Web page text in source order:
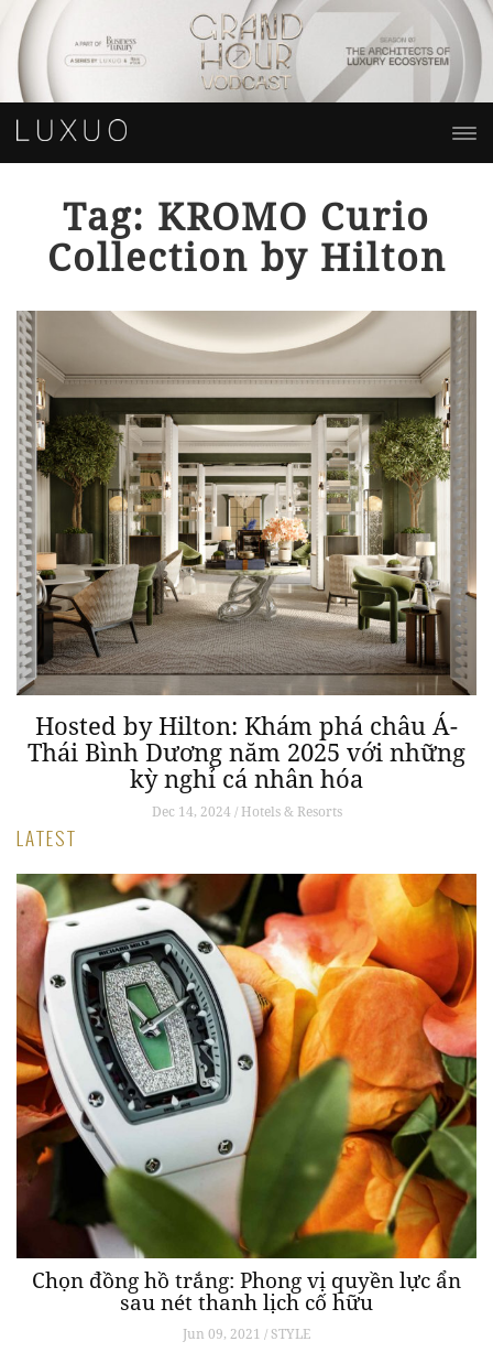
Tag: KROMO Curio
Collection by Hilton
Hosted by Hilton: Khám phá châu Á-
Thái Bình Dương năm 2025 với những
kỳ nghỉ cá nhân hóa
Dec 14, 2024 / Hotels & Resorts
LATEST
Chọn đồng hồ trắng: Phong vị quyền lực ẩn
sau nét thanh lịch cố hữu
Jun 09, 2021 / STYLE